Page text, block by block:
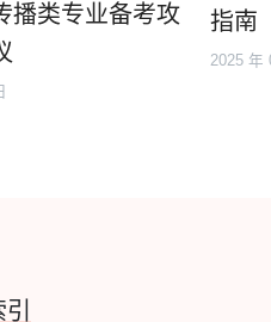
播类专业备考攻
指南
2025 年